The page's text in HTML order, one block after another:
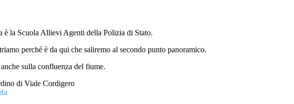
è la Scuola Allievi Agenti della Polizia di Stato.
perché è da qui che saliremo al secondo punto panoramico.
sulla confluenza del fiume.